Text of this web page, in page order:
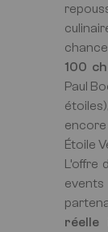
100
Paul
Étoile
L’offre
réelle